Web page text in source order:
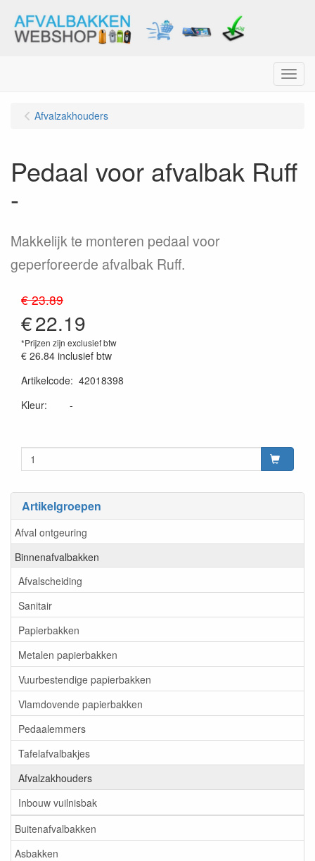
Menu
Artikelgroepen
Afval ontgeuring
Binnenafvalbakken
Afvalscheiding
Sanitair
Papierbakken
Metalen papierbakken
Vuurbestendige papierbakken
Vlamdovende papierbakken
Pedaalemmers
Tafelafvalbakjes
Afvalzakhouders
Inbouw vuilnisbak
Buitenafvalbakken
Asbakken
Afvalzakhouders
Pedaal voor afvalbak Ruff
-
Makkelijk te monteren pedaal voor
geperforeerde afvalbak Ruff.
€ 23.89
€22.19
*Prijzen zijn exclusief btw
€ 26.84 inclusief btw
Artikelcode: 42018398
Kleur: -